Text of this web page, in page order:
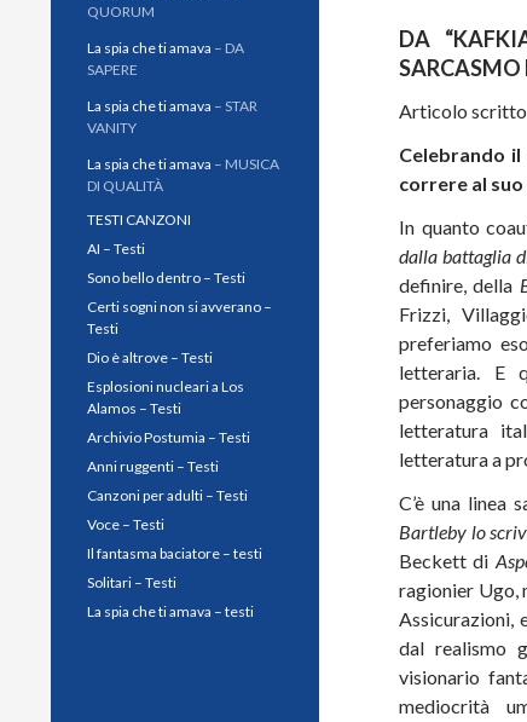
DA
SARCASMO
Articolo scritto
Celebrando
correre al
In quanto
dalla battaglia
definire, della
Frizzi,
preferiamo
letteraria. E
personaggio
letteratura
letteratura a
C’è una linea
Bartleby lo
Beckett di
ragionier Ugo,
Assicurazioni,
dal realismo
visionario
mediocrità
QUORUM
La spia che ti amava – DA
SAPERE
La spia che ti amava – STAR
VANITY
La spia che ti amava – MUSICA
DI QUALITÀ
TESTI CANZONI
AI – Testi
Sono bello dentro – Testi
Certi sogni non si avverano –
Testi
Dio è altrove – Testi
Esplosioni nucleari a Los
Alamos – Testi
Archivio Postumia – Testi
Anni ruggenti – Testi
Canzoni per adulti – Testi
Voce – Testi
Il fantasma baciatore – testi
Solitari – Testi
La spia che ti amava – testi